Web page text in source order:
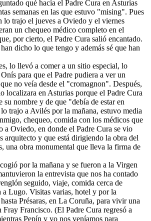
qué hacía el Padre Cura en Asturias
semanas en las que estuvo "mising". Pues
lo trajo el jueves a Oviedo y el viernes
un chequeo médico completo en el
por cierto, el Padre Cura salió encantado.
dicho lo que tengo y además sé que han
lo llevó a comer a un sitio especial, lo
para que el Padre pudiera a ver un
no veía desde el "cromagnon". Después,
localizara en Asturias porque el Padre Cura
su nombre y de que "debía de estar en
trajo a Avilés por la mañana, estuvo media
chequeo, comida con los médicos que
a Oviedo, en donde el Padre Cura se vio
arquitecto y que está dirigiendo la obra del
una obra monumental que lleva la firma de
por la mañana y se fueron a la Virgen
la entrevista que nos ha contado
seguido, viaje, comida cerca de
a Lugo. Visitas varias, hotel y por la
Présaras, en La Coruña, para vivir una
Fray Francisco. (El Padre Cura regresó a
Pepín y yo nos veníamos para